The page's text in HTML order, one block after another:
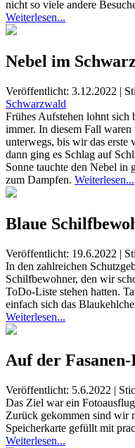
nicht so viele andere
Weiterlesen...
Nebel im
Veröffentlicht: 3.12.2022 |
Schwarzwald
Frühes Aufstehen lohnt sich
immer. In diesem Fall
unterwegs, bis wir das
dann ging es Schlag auf
Sonne tauchte den Nebel in
zum Dampfen. Weiterlesen...
Blaue
Veröffentlicht: 19.6.2022 |
In den zahlreichen
Schilfbewohner, den wir
ToDo-Liste stehen hatten.
einfach sich das
Weiterlesen...
Auf der Fasanen-
Veröffentlicht: 5.6.2022 |
Das Ziel war ein
Zurück gekommen sind wir
Speicherkarte gefüllt mit
Weiterlesen...